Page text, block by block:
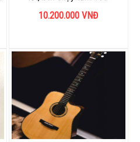
10.200.000 VNĐ